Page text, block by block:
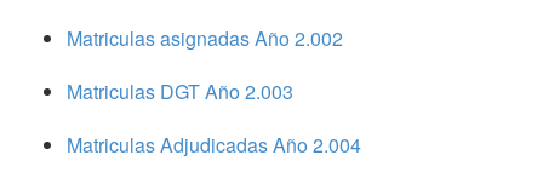
Matriculas asignadas Año 2.002
Matriculas DGT Año 2.003
Matriculas Adjudicadas Año 2.004